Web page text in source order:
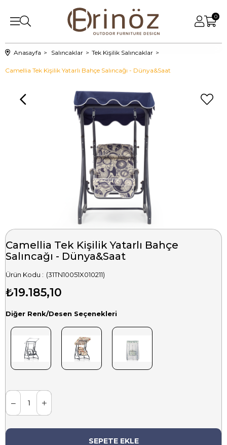
0
Anasayfa Salıncaklar Tek Kişilik Salıncaklar
Camellia Tek Kişilik Yatarlı Bahçe Salıncağı - Dünya&Saat
Camellia Tek Kişilik Yatarlı Bahçe
Salıncağı - Dünya&Saat
(31TN10051X010211)
₺19.185,10
Diğer Renk/Desen Seçenekleri